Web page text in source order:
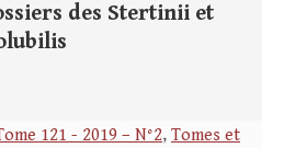
des Stertinii et
121 - 2019 – N°2, Tomes et